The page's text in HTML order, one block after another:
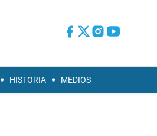
HISTORIA MEDIOS